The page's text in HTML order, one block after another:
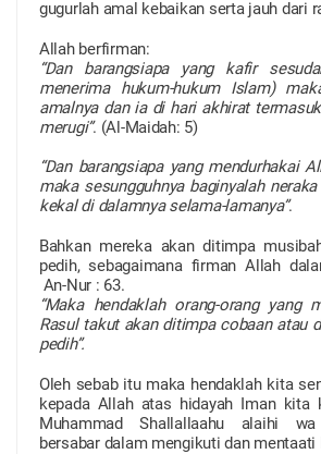
gugurlah amal kebaikan serta jauh dari
Allah berfirman:
“Dan barangsiapa yang kafir
menerima hukum-hukum Islam)
amalnya dan ia di hari akhirat
merugi”. (Al-Maidah: 5)
“Dan barangsiapa yang mendurhakai
maka sesungguhnya baginyalah
kekal di dalamnya selama-lamanya”.
Bahkan mereka akan ditimpa
pedih, sebagaimana firman Allah
An-Nur : 63.
“Maka hendaklah orang-orang yang
Rasul takut akan ditimpa cobaan atau
pedih”.
Oleh sebab itu maka hendaklah kita
kepada Allah atas hidayah Iman kita
Muhammad Shallallaahu alaihi
bersabar dalam mengikuti dan mentaati